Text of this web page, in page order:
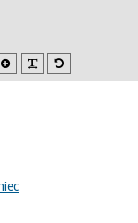
Zwiększona
czcionka
Domyślna
czcionka